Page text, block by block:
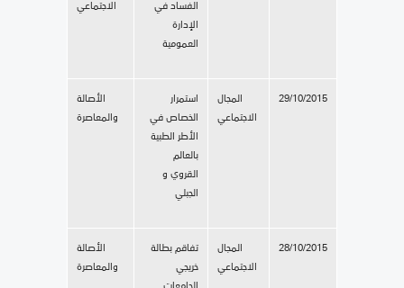
الاجتماعي
الفساد في
الإدارة
العمومية
الأصالة
والمعاصرة
استمرار
الخصاص في
الأطر الطبية
بالعالم
القروي و
الجبلي
المجال
الاجتماعي
29/10/2015
الأصالة
والمعاصرة
تفاقم بطالة
خريجي
المجال
الاجتماعي
28/10/2015